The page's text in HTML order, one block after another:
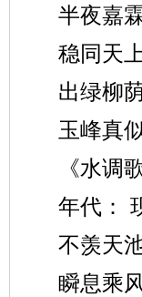
半夜嘉
稳同天
出绿柳
玉峰真
《水调
年代：
不羡天
瞬息乘